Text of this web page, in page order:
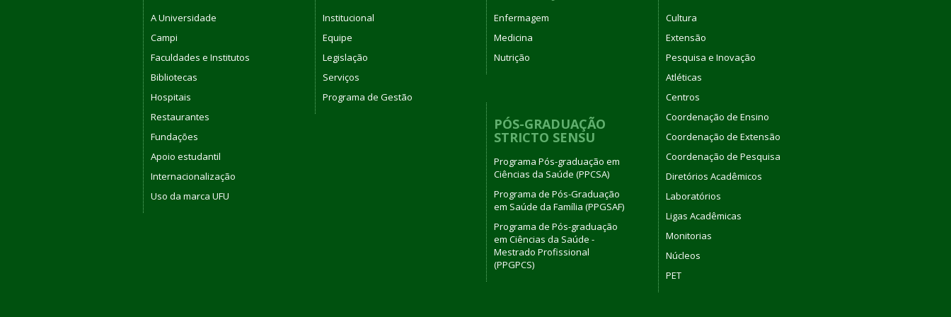
A Universidade
Campi
Faculdades e Institutos
Bibliotecas
Hospitais
Restaurantes
Fundações
Apoio estudantil
Internacionalização
Uso da marca UFU
Institucional
Equipe
Legislação
Serviços
Programa de Gestão
Enfermagem
Medicina
Nutrição
PÓS-GRADUAÇÃO
STRICTO SENSU
Programa Pós-graduação em
Ciências da Saúde (PPCSA)
Programa de Pós-Graduação
em Saúde da Família (PPGSAF)
Programa de Pós-graduação
em Ciências da Saúde -
Mestrado Profissional
(PPGPCS)
Cultura
Extensão
Pesquisa e Inovação
Atléticas
Centros
Coordenação de Ensino
Coordenação de Extensão
Coordenação de Pesquisa
Diretórios Acadêmicos
Laboratórios
Ligas Acadêmicas
Monitorias
Núcleos
PET